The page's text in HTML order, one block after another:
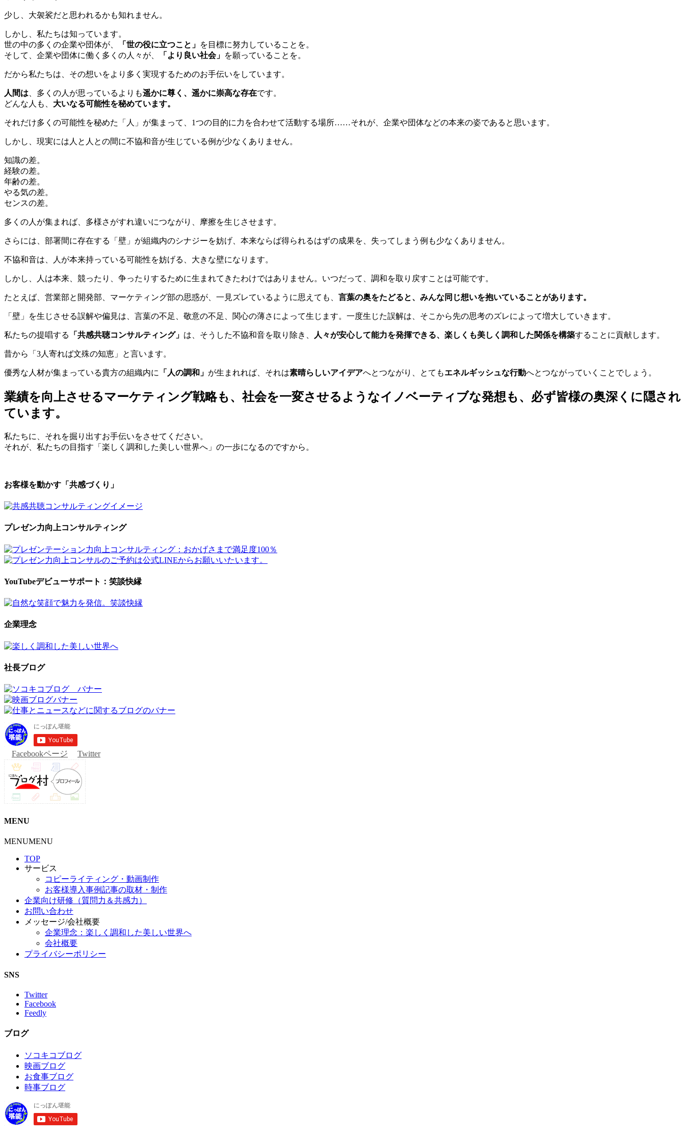
少し、大袈裟だと思われるかも知れません。
しかし、私たちは知っています。
世の中の多くの企業や団体が、
「世の役に立つこと」 を目標に努力していることを。
そして、企業や団体に働く多くの人々が、
「より良い社会」 を願っていることを。
だから私たちは、その想いをより多く実現するためのお手伝いをしています。
人間は 、多くの人が思っているよりも遥かに尊く、遥かに崇高な存在です。
どんな人も、 大いなる可能性を秘めています。
それだけ多くの可能性を秘めた「人」が集まって、1つの目的に力を合わせて活動する場所……それが、企業や団体などの本来の姿であると思います。
しかし、現実には人と人との間に不協和音が生じている例が少なくありません。
知識の差。
経験の差。
年齢の差。
やる気の差。
センスの差。
多くの人が集まれば、多様さがすれ違いにつながり、摩擦を生じさせます。
さらには、部署間に存在する「壁」が組織内のシナジーを妨げ、本来ならば得られるはずの成果を、失ってしまう例も少なくありません。
不協和音は、人が本来持っている可能性を妨げる、大きな壁になります。
しかし、人は本来、競ったり、争ったりするために生まれてきたわけではありません。いつだって、調和を取り戻すことは可能です。
たとえば、営業部と開発部、マーケティング部の思惑が、一見ズレているように思えても、 言葉の奥をたどると、みんな同じ想いを抱いていることがあります。
「壁」を生じさせる誤解や偏見は、言葉の不足、敬意の不足、関心の薄さによって生じます。一度生じた誤解は、そこから先の思考のズレによって増大していきます。
私たちの提唱する 「共感共聴コンサルティング」 は、そうした不協和音を取り除き、 人々が安心して能力を発揮できる、楽しくも美しく調和した関係を構築することに貢献します。
昔から「3人寄れば文殊の知恵」と言います。
優秀な人材が集まっている貴方の組織内に 「人の調和」 が生まれれば、それは素晴らしいアイデアへとつながり、とてもエネルギッシュな行動へとつながっていくことでしょう。
業績を向上させるマーケティング戦略も、社会を一変させるようなイノベーティブな発想も、必ず皆様の奥深くに隠され
ています。
私たちに、それを掘り出すお手伝いをさせてください。
それが、私たちの目指す「楽しく調和した美しい世界へ」の一歩になるのですから。
お客様を動かす「共感づくり」
プレゼン力向上コンサルティング
YouTubeデビューサポート：笑談快縁
企業理念
社長ブログ
Facebookページ Twitter
MENU
MENUMENU
TOP
サービス
コピーライティング・動画制作
お客様導入事例記事の取材・制作
企業向け研修（質問力＆共感力）
お問い合わせ
メッセージ/会社概要
企業理念：楽しく調和した美しい世界へ
会社概要
プライバシーポリシー
SNS
Twitter
Facebook
Feedly
ブログ
ソコキコブログ
映画ブログ
お食事ブログ
時事ブログ